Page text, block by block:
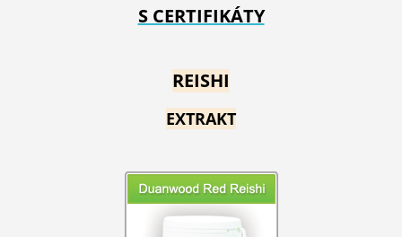
S CERTIFIKÁTY
REISHI
EXTRAKT